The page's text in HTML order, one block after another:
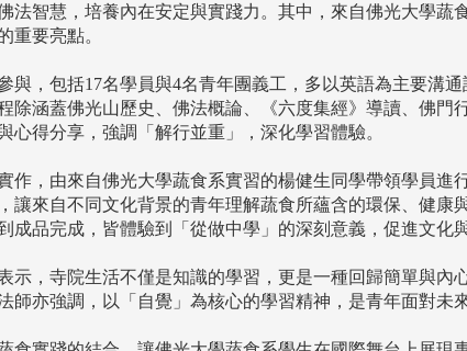
法智慧，培養內在安定與實踐力。其中，來自佛光大學蔬
重要亮點。
與，包括17名學員與4名青年團義工，多以英語為主要溝
除涵蓋佛光山歷史、佛法概論、《六度集經》導讀、佛門
心得分享，強調「解行並重」，深化學習體驗。
作，由來自佛光大學蔬食系實習的楊健生同學帶領學員進
讓來自不同文化背景的青年理解蔬食所蘊含的環保、健康
成品完成，皆體驗到「從做中學」的深刻意義，促進文化
示，寺院生活不僅是知識的學習，更是一種回歸簡單與內
師亦強調，以「自覺」為核心的學習精神，是青年面對未